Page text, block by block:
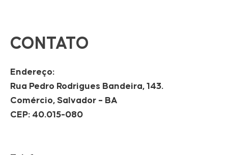
CONTATO
Endereço:
Rua Pedro Rodrigues Bandeira, 143.
Comércio, Salvador – BA
CEP: 40.015-080